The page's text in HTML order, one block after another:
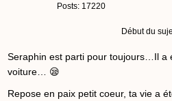
Posts: 17220
Début du
Seraphin est parti pour toujours…Il a
voiture… 😪
Repose en paix petit coeur, ta vie a